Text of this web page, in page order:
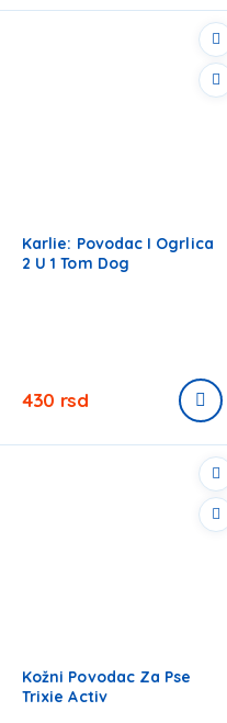
Karlie: Povodac I Ogrlica
2 U 1 Tom Dog
430 rsd
Kožni Povodac Za Pse
Trixie Activ